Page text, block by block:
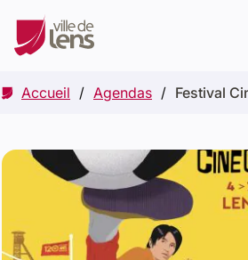
Accueil Agendas Festival